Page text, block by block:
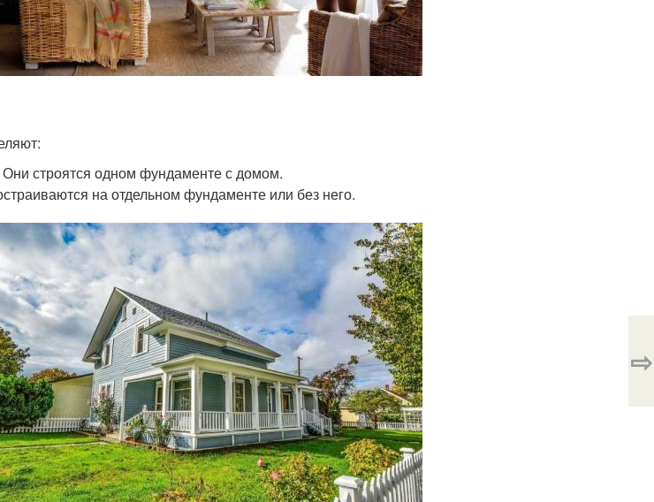
строятся одном фундаменте с домом.
на отдельном фундаменте или без него.
⇨